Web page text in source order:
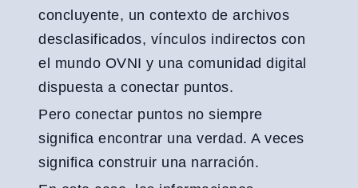
concluyente, un contexto de archivos
desclasificados, vínculos indirectos con
el mundo OVNI y una comunidad digital
dispuesta a conectar puntos.
Pero conectar puntos no siempre
significa encontrar una verdad. A veces
significa construir una narración.